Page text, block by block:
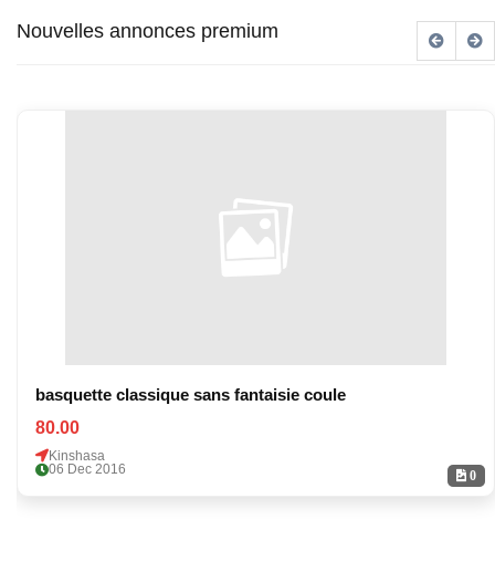
Nouvelles annonces premium
0
basquette classique sans fantaisie coule
80.00
Kinshasa
06 Dec 2016